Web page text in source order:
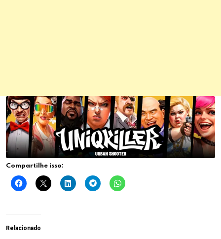
Compartilhe isso:
Relacionado